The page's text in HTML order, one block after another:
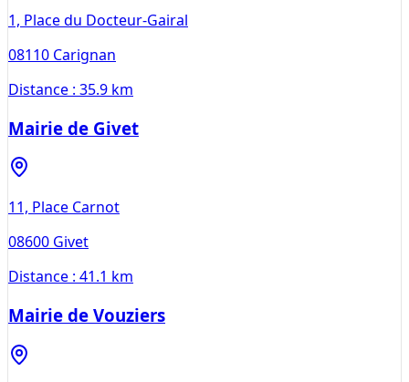
1, Place du Docteur-Gairal
08110 Carignan
Distance : 35.9 km
Mairie de Givet
11, Place Carnot
08600 Givet
Distance : 41.1 km
Mairie de Vouziers